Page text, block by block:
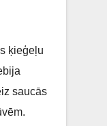
ķieģeļu
saucās